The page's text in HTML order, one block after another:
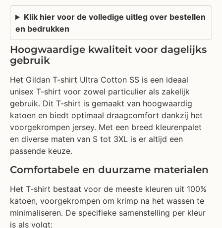
Klik hier voor de volledige uitleg over bestellen
en bedrukken
Hoogwaardige kwaliteit voor dagelijks
gebruik
Het Gildan T-shirt Ultra Cotton SS is een ideaal
unisex T-shirt voor zowel particulier als zakelijk
gebruik. Dit T-shirt is gemaakt van hoogwaardig
katoen en biedt optimaal draagcomfort dankzij het
voorgekrompen jersey. Met een breed kleurenpalet
en diverse maten van S tot 3XL is er altijd een
passende keuze.
Comfortabele en duurzame materialen
Het T-shirt bestaat voor de meeste kleuren uit 100%
katoen, voorgekrompen om krimp na het wassen te
minimaliseren. De specifieke samenstelling per kleur
is als volgt: